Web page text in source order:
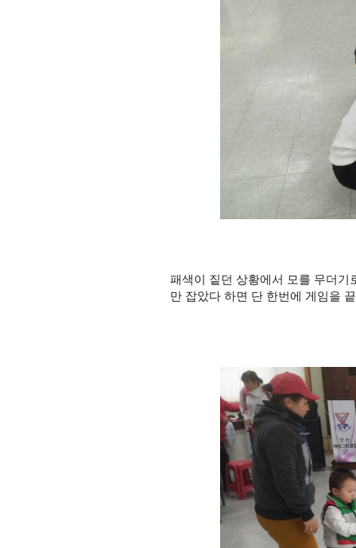
패색이 짙던 상황에서 모를 무더기
만 잡았다 하면 단 한번에 게임을